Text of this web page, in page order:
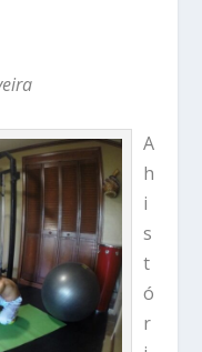
A
h
i
s
t
ó
r